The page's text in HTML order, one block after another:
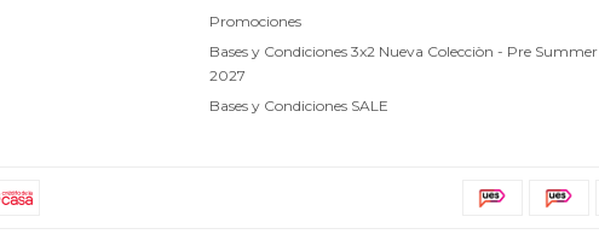
Promociones
Bases y Condiciones 3x2 Nueva Colecciòn - Pre Summer
2027
Bases y Condiciones SALE